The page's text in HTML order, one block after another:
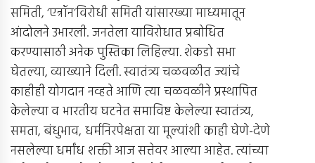
समिती, ‘एन्रॉन’विरोधी समिती यांसारख्या माध्यमातून
आंदोलने उभारली. जनतेला याविरोधात प्रबोधित
करण्यासाठी अनेक पुस्तिका लिहिल्या. शेकडो सभा
घेतल्या, व्याख्याने दिली. स्वातंत्र्य चळवळीत ज्यांचे
काहीही योगदान नव्हते आणि त्या चळवळीने प्रस्थापित
केलेल्या व भारतीय घटनेत समाविष्ट केलेल्या स्वातंत्र्य,
समता, बंधुभाव, धर्मनिरपेक्षता या मूल्यांशी काही घेणे-देणे
नसलेल्या धर्मांध शक्ती आज सत्तेवर आल्या आहेत. त्यांच्या